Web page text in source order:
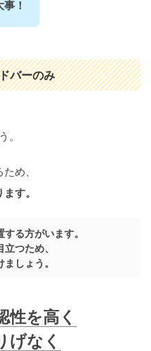
！
バーのみ
。
め、
す。
る方がいます。
つため、
しょう。
性を高く
げなく